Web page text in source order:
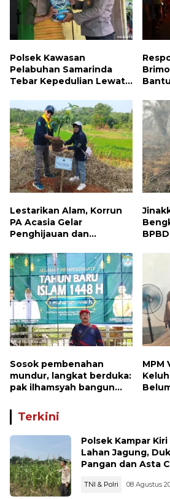
Polsek Kawasan
Pelabuhan Samarinda
Tebar Kepedulian Lewat
Sungai Dama Terima
Bantuan Sosial
Lestarikan Alam, Korrun
PA Acasia Gelar
Penghijauan dan
Wujudkan Kepedulian
Lingkungan
dan
Sosok pembenahan
mundur, langkat berduka:
pak ilhamsyah bangun
dunia pendidikan kita
MPM
Terkini
Polsek Kampar
Lahan Jagung,
Pangan dan Asta
TNI & Polri 08 Agustus